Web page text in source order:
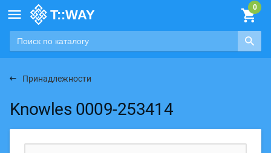

Принадлежности
Knowles 0009-253414